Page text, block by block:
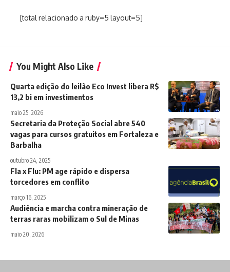
[total relacionado a ruby=5 layout=5]
You Might Also Like
Quarta edição do leilão Eco Invest libera R$
13,2 bi em investimentos
maio 25, 2026
Secretaria da Proteção Social abre 540
vagas para cursos gratuitos em Fortaleza e
Barbalha
outubro 24, 2025
Fla x Flu: PM age rápido e dispersa
torcedores em conflito
março 16, 2025
Audiência e marcha contra mineração de
terras raras mobilizam o Sul de Minas
maio 20, 2026